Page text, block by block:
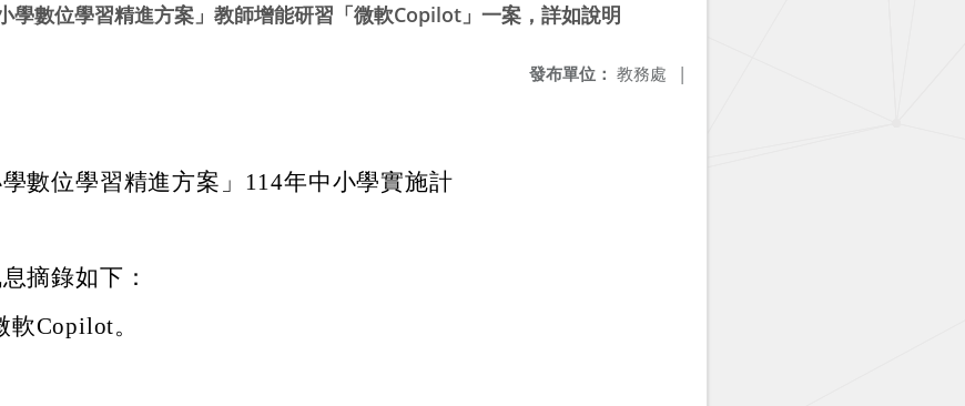
學數位學習精進方案」教師增能研習「微軟Copilot」一案，詳如說明
發布單位： 教務處 |
數位學習精進方案」114年中小學實施計
摘錄如下：
Copilot。